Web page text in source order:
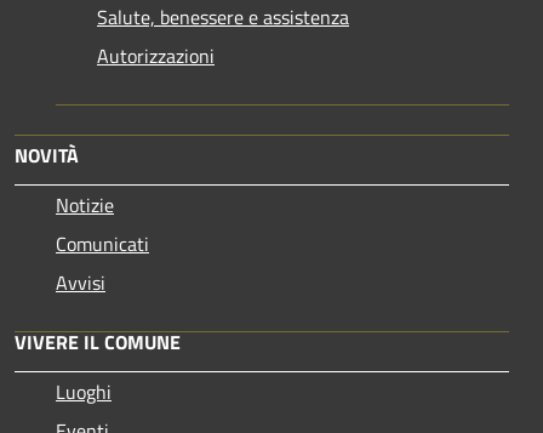
Salute, benessere e assistenza
Autorizzazioni
NOVITÀ
Notizie
Comunicati
Avvisi
VIVERE IL COMUNE
Luoghi